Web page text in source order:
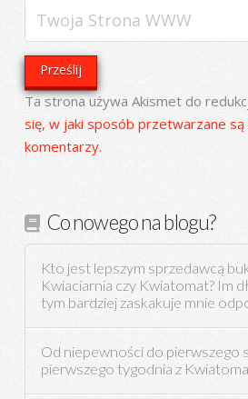
Ta strona używa Akismet do
się, w jaki sposób przetwarzane są
komentarzy.
Co nowego na blogu?
Kto jest lepszym sprzedawcą
Kwiaciarnia czy Kwiatomat? Im
tym bardziej zaskakuje mnie
Od niepewności do pierwszego
pierwszego tygodnia z